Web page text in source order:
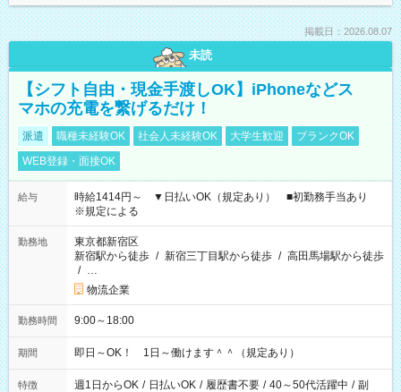
掲載日：2026.08.07
未読
【シフト自由・現金手渡しOK】iPhoneなどス
マホの充電を繋げるだけ！
派遣 職種未経験OK 社会人未経験OK 大学生歓迎
ブランクOK
WEB登録・面接OK
給与
時給1414円～ ▼日払いOK（規定あり） ■初勤務手当あり
※規定による
勤務地
東京都新宿区
新宿駅から徒歩 / 新宿三丁目駅から徒歩 / 高田馬場駅から徒歩
/ …
物流企業
勤務時間 9:00～18:00
期間 即日～OK！ 1日～働けます＾＾（規定あり）
特徴 週1日からOK / 日払いOK / 履歴書不要 / 40～50代活躍中 / 副